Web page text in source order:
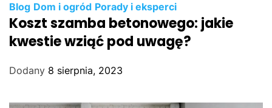
Blog Dom i ogród Porady i eksperci
Koszt szamba betonowego: jakie
kwestie wziąć pod uwagę?
Dodany 8 sierpnia, 2023